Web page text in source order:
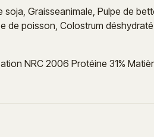
Graisseanimale, Pulpe de
de poisson, Colostrum déshydraté
NRC 2006 Protéine 31%